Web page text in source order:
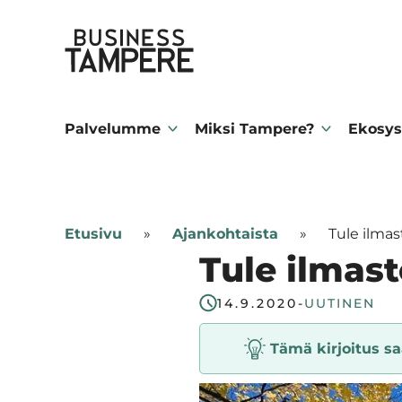
suoraanBusiness Tampere
Tampere
and
Palvelumme Miksi Tampere?
Etusivu » Ajankohtaista » Tule
Tule
14.9.2020-UUTINEN
Tämä kirjoitus